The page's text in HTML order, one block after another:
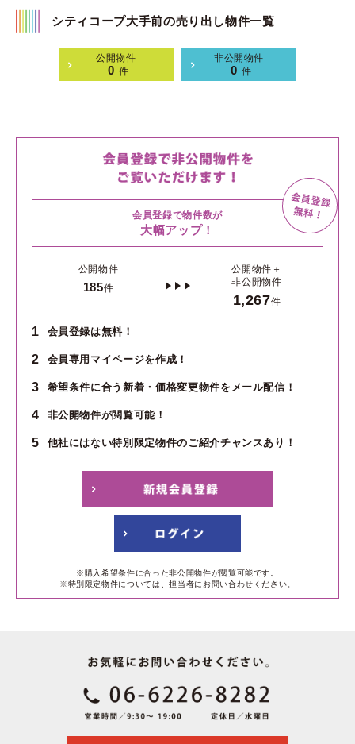
シティコープ大手前の売り出し物件一覧
公開物件
0 件
非公開物件
0 件
会員登録で物件数が
大幅アップ！
公開物件
185件
公開物件＋
非公開物件
1,267件
1 会員登録は無料！
2 会員専用マイページを作成！
3 希望条件に合う新着・価格変更物件をメール配信！
4 非公開物件が閲覧可能！
5 他社にはない特別限定物件のご紹介チャンスあり！
※購入希望条件に合った非公開物件が閲覧可能です。
※特別限定物件については、担当者にお問い合わせください。